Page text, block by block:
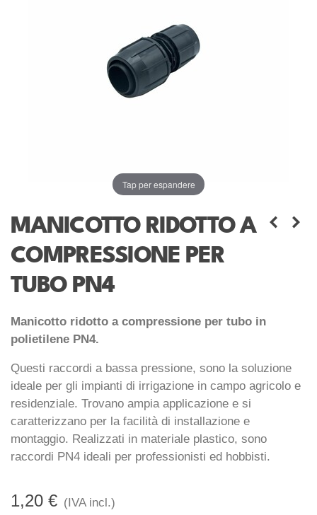
Tap per espandere
MANICOTTO RIDOTTO A
COMPRESSIONE PER
TUBO PN4
Manicotto ridotto a compressione per tubo in
polietilene PN4.
Questi raccordi a bassa pressione, sono la soluzione
ideale per gli impianti di irrigazione in campo agricolo e
residenziale. Trovano ampia applicazione e si
caratterizzano per la facilità di installazione e
montaggio. Realizzati in materiale plastico, sono
raccordi PN4 ideali per professionisti ed hobbisti.
1,20 € (IVA incl.)